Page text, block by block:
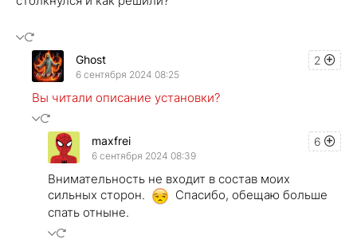
2
Ghost
6 сентября 2024 08:25
Вы читали описание установки?
6
maxfrei
6 сентября 2024 08:39
Внимательность не входит в состав моих
сильных сторон.
Спасибо, обещаю больше
спать отныне.